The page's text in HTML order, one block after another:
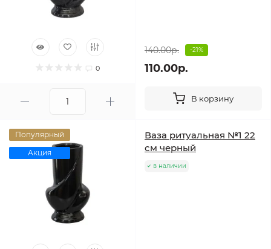
0
140.00р. -21%
110.00р.
В корзину
Популярный
Акция
Ваза ритуальная №1 22
см черный
в наличии